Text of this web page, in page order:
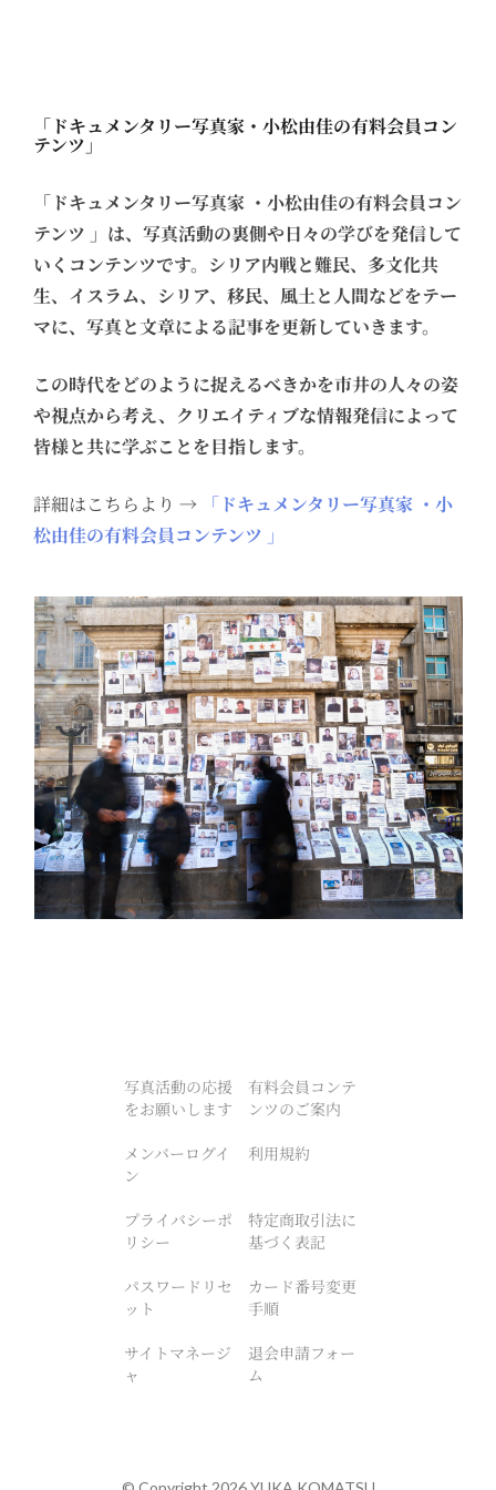
「ドキュメンタリー写真家・小松由佳の有料会員コン
テンツ」
「ドキュメンタリー写真家 ・小松由佳の有料会員コン
テンツ 」は、写真活動の裏側や日々の学びを発信して
いくコンテンツです。シリア内戦と難民、多文化共
生、イスラム、シリア、移民、風土と人間などをテー
マに、写真と文章による記事を更新していきます。
この時代をどのように捉えるべきかを市井の人々の姿
や視点から考え、クリエイティブな情報発信によって
皆様と共に学ぶことを目指します。
詳細はこちらより →
「ドキュメンタリー写真家 ・小
松由佳の有料会員コンテンツ 」
写真活動の応援
をお願いします
有料会員コンテ
ンツのご案内
メンバーログイ
ン
利用規約
プライバシーポ
リシー
特定商取引法に
基づく表記
パスワードリセ
ット
カード番号変更
手順
サイトマネージ
ャ
退会申請フォー
ム